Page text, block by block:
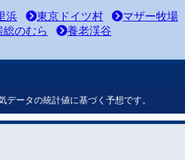
浜 東京ドイツ村
マザー牧場
総のむら 養老渓谷
ータの統計値に基づく予想です。